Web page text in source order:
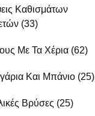
Καθισμάτων
(33)
Με Τα Χέρια (62)
Και Μπάνιο (25)
Βρύσες (25)